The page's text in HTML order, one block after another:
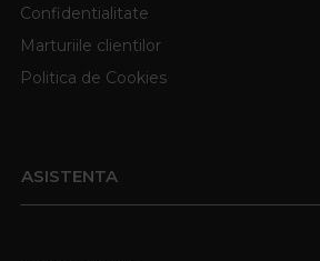
Confidentialitate
Marturiile clientilor
Politica de Cookies
ASISTENTA